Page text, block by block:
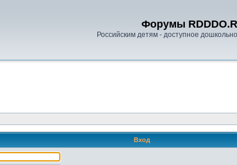
Форумы
Российским детям - доступное
Вход